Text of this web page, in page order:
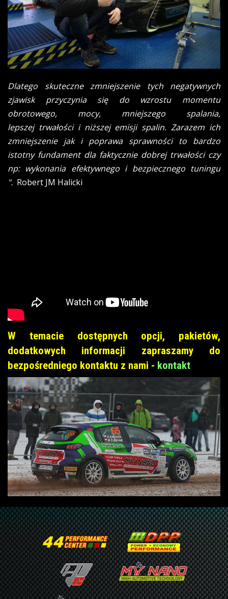
Dlatego skuteczne zmniejszenie tych negatywnych
zjawisk przyczynia się do wzrostu momentu
obrotowego, mocy, mniejszego spalania,
lepszej trwałości i niższej emisji spalin. Zarazem ich
zmniejszenie jak i poprawa sprawności to bardzo
istotny fundament dla faktycznie dobrej trwałości czy
np: wykonania efektywnego i bezpiecznego tuningu
". Robert JM Halicki
W temacie dostępnych opcji, pakietów,
dodatkowych informacji zapraszamy do
bezpośredniego kontaktu z nami - kontakt